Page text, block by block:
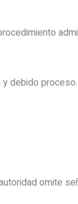
debido proceso.
omite